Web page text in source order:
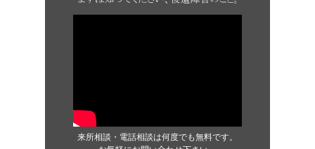
来所相談・電話相談は何度でも無料です。